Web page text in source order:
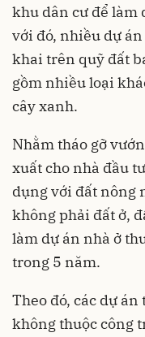
khu dân cư để làm
với đó, nhiều dự
khai trên quỹ đất
gồm nhiều loại
cây xanh.
Nhằm tháo gỡ
xuất cho nhà đầu
dụng với đất nông
không phải đất ở,
làm dự án nhà ở
trong 5 năm.
Theo đó, các dự
không thuộc công